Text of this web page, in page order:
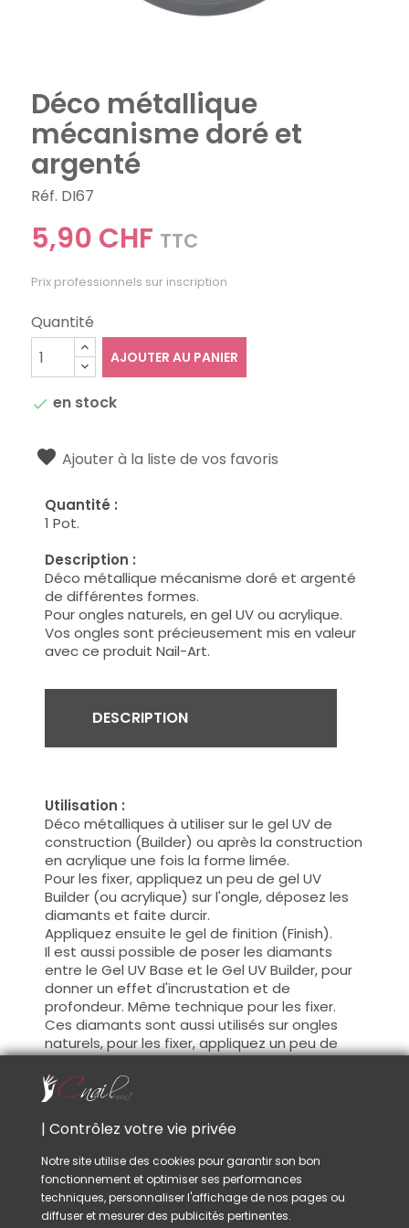
Déco métallique
mécanisme doré et
argenté
Réf. DI67
5,90 CHF TTC
Prix professionnels sur inscription
Quantité
AJOUTER AU PANIER
 en stock
Ajouter à la liste de vos favoris
Quantité :
1 Pot.
Description :
Déco métallique mécanisme doré et argenté
de différentes formes.
Pour ongles naturels, en gel UV ou acrylique.
Vos ongles sont précieusement mis en valeur
avec ce produit Nail-Art.
DESCRIPTION
Utilisation :
Déco métalliques à utiliser sur le gel UV de
construction (Builder) ou après la construction
en acrylique une fois la forme limée.
Pour les fixer, appliquez un peu de gel UV
Builder (ou acrylique) sur l'ongle, déposez les
diamants et faite durcir.
Appliquez ensuite le gel de finition (Finish).
Il est aussi possible de poser les diamants
entre le Gel UV Base et le Gel UV Builder, pour
donner un effet d'incrustation et de
profondeur. Même technique pour les fixer.
Ces diamants sont aussi utilisés sur ongles
naturels, pour les fixer, appliquez un peu de
vernis sur l'ongle, laissez sécher, puis recouvrir
de vernis transparent (Top Coat).
Utilisez un bâtonnet en bois d'oranger ou
pincette nail-art, ces outils sont idéals pour
poser les déco avec précision et plus de
facilité.
| Contrôlez votre vie privée
Notre site utilise des cookies pour garantir son bon
fonctionnement et optimiser ses performances
techniques, personnaliser l'affichage de nos pages ou
diffuser et mesurer des publicités pertinentes.